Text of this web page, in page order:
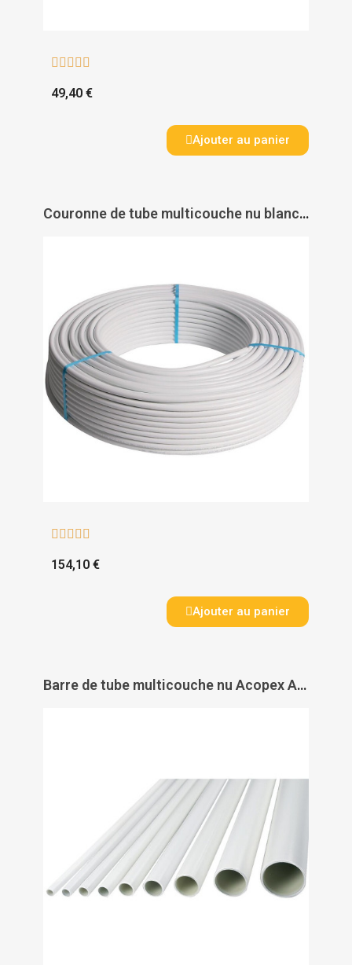
    
49,40 €
Ajouter au panier
Couronne de tube multicouche nu blanc Acopex Alu - THERMACOME
    
154,10 €
Ajouter au panier
Barre de tube multicouche nu Acopex Alu 4 m - THERMACOME